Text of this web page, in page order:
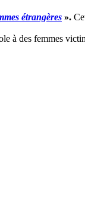
étrangères ».
à des femmes